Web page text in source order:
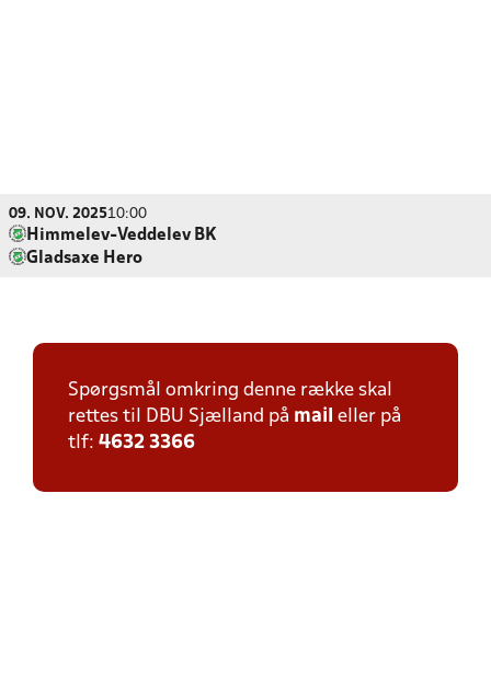
09. NOV. 202510:00
Himmelev-Veddelev BK
Gladsaxe Hero
Spørgsmål omkring denne række skal
rettes til DBU Sjælland på mail eller på
tlf: 4632 3366